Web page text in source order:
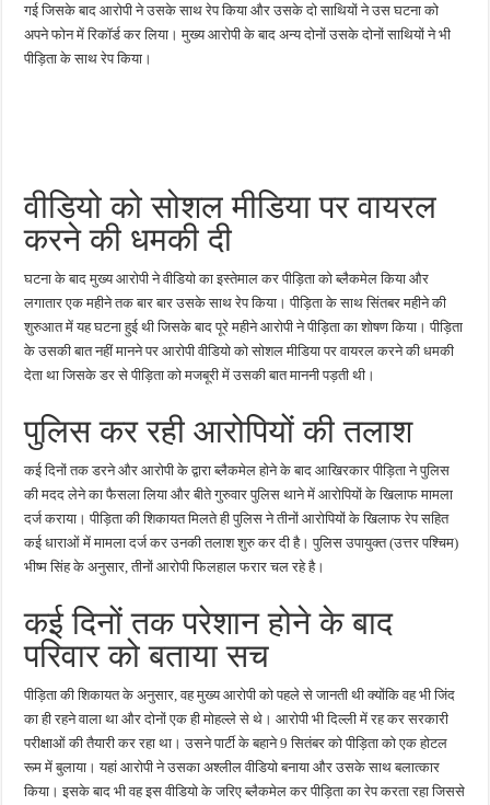
गई जिसके बाद आरोपी ने उसके साथ रेप किया और उसके दो साथियों ने उस घटना को
अपने फोन में रिकॉर्ड कर लिया। मुख्य आरोपी के बाद अन्य दोनों उसके दोनों साथियों ने भी
पीड़िता के साथ रेप किया।
वीडियो को सोशल मीडिया पर वायरल
करने की धमकी दी
घटना के बाद मुख्य आरोपी ने वीडियो का इस्तेमाल कर पीड़िता को ब्लैकमेल किया और
लगातार एक महीने तक बार बार उसके साथ रेप किया। पीड़िता के साथ सिंतबर महीने की
शुरुआत में यह घटना हुई थी जिसके बाद पूरे महीने आरोपी ने पीड़िता का शोषण किया। पीड़िता
के उसकी बात नहीं मानने पर आरोपी वीडियो को सोशल मीडिया पर वायरल करने की धमकी
देता था जिसके डर से पीड़िता को मजबूरी में उसकी बात माननी पड़ती थी।
पुलिस कर रही आरोपियों की तलाश
कई दिनों तक डरने और आरोपी के द्वारा ब्लैकमेल होने के बाद आखिरकार पीड़िता ने पुलिस
की मदद लेने का फैसला लिया और बीते गुरुवार पुलिस थाने में आरोपियों के खिलाफ मामला
दर्ज कराया। पीड़िता की शिकायत मिलते ही पुलिस ने तीनों आरोपियों के खिलाफ रेप सहित
कई धाराओं में मामला दर्ज कर उनकी तलाश शुरु कर दी है। पुलिस उपायुक्त (उत्तर पश्चिम)
भीष्म सिंह के अनुसार, तीनों आरोपी फिलहाल फरार चल रहे है।
कई दिनों तक परेशान होने के बाद
परिवार को बताया सच
पीड़िता की शिकायत के अनुसार, वह मुख्य आरोपी को पहले से जानती थी क्योंकि वह भी जिंद
का ही रहने वाला था और दोनों एक ही मोहल्ले से थे। आरोपी भी दिल्ली में रह कर सरकारी
परीक्षाओं की तैयारी कर रहा था। उसने पार्टी के बहाने 9 सितंबर को पीड़िता को एक होटल
रूम में बुलाया। यहां आरोपी ने उसका अश्लील वीडियो बनाया और उसके साथ बलात्कार
किया। इसके बाद भी वह इस वीडियो के जरिए ब्लैकमेल कर पीड़िता का रेप करता रहा जिससे